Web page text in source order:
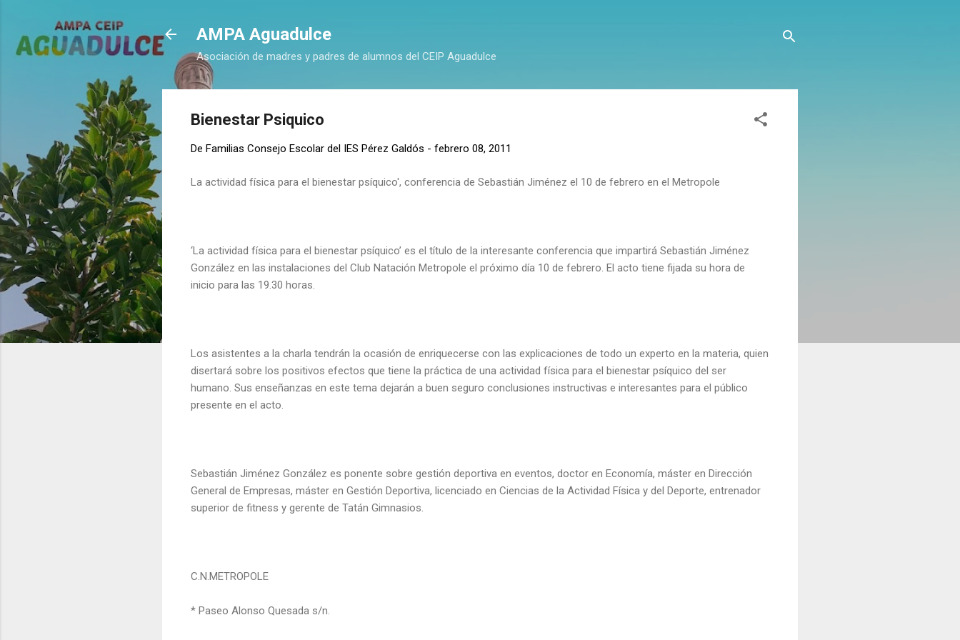
AMPA Aguadulce
Asociación de madres y padres de alumnos del CEIP Aguadulce
Bienestar Psiquico
De Familias Consejo Escolar del IES Pérez Galdós - febrero 08, 2011
La actividad física para el bienestar psíquico', conferencia de Sebastián Jiménez el 10 de febrero en el Metropole
‘La actividad física para el bienestar psíquico’ es el título de la interesante conferencia que impartirá Sebastián Jiménez
González en las instalaciones del Club Natación Metropole el próximo día 10 de febrero. El acto tiene fijada su hora de
inicio para las 19.30 horas.
Los asistentes a la charla tendrán la ocasión de enriquecerse con las explicaciones de todo un experto en la materia, quien
disertará sobre los positivos efectos que tiene la práctica de una actividad física para el bienestar psíquico del ser
humano. Sus enseñanzas en este tema dejarán a buen seguro conclusiones instructivas e interesantes para el público
presente en el acto.
Sebastián Jiménez González es ponente sobre gestión deportiva en eventos, doctor en Economía, máster en Dirección
General de Empresas, máster en Gestión Deportiva, licenciado en Ciencias de la Actividad Física y del Deporte, entrenador
superior de fitness y gerente de Tatán Gimnasios.
C.N.METROPOLE
* Paseo Alonso Quesada s/n.